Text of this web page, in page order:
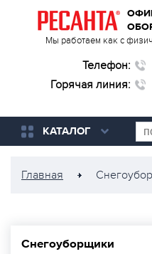
Мы работаем как с
Телефон:
Горячая линия:
КАТАЛОГ
Главная
Снегоуборщики